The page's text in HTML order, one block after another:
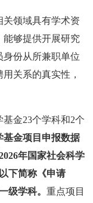
关领域具有学术资
够提供开展研究
身份从所兼职单位
关系的真实性，
金23个学科和2个
基金项目申报数据
年国家社会科学
下简称《申请
级学科。 重点项目